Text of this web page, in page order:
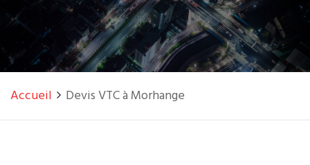
Accueil Devis VTC à Morhange